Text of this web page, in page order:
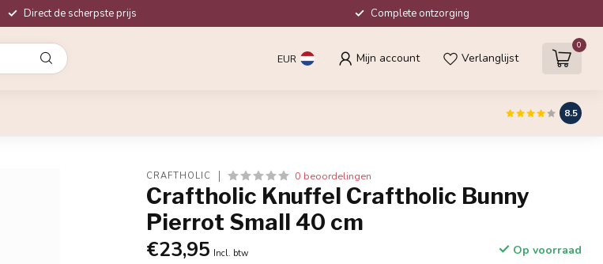
Direct de scherpste prijs Complete ontzorging
EUR Mijn account Verlanglijst
0
8.5
CRAFTHOLIC 0 beoordelingen
Craftholic Knuffel Craftholic Bunny
Pierrot Small 40 cm
€23,95 Incl. btw Op voorraad